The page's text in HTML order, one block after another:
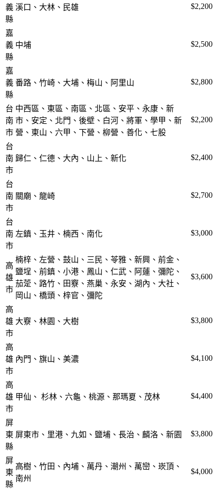
義
縣
溪口、大林、民雄 $2,200
嘉
義
縣
中埔 $2,500
嘉
義
縣
番路、竹崎、大埔、梅山、阿里山 $2,800
台
南
市
中西區、東區、南區、北區、安平、永康、新
市、安定、北門、後壁、白河、將軍、學甲、新
營、東山、六甲、下營、柳營、善化、七股
$2,200
台
南
市
歸仁、仁德、大內、山上、新化 $2,400
台
南
市
關廟、龍崎 $2,700
台
南
市
左鎮、玉井、楠西、南化 $3,000
高
雄
市
楠梓、左營、鼓山、三民、苓雅、新興、前金、
鹽埕、前鎮、小港、鳳山、仁武、阿蓮、彌陀、
茄萣、路竹、田竂、燕巢、永安、湖內、大社、
岡山、橋頭、梓官、彌陀
$3,600
高
雄
市
大竂、林園、大樹 $3,800
高
雄
市
內門、旗山、美濃 $4,100
高
雄
市
甲仙、 杉林、六龜、桃源、那瑪夏、茂林 $4,400
屏
東
縣
屏東市、里港、九如、鹽埔、長治、麟洛、新園 $3,800
屏
東
縣
高樹、竹田、內埔、萬丹、潮州、萬巒、崁頂、
南州
$4,000